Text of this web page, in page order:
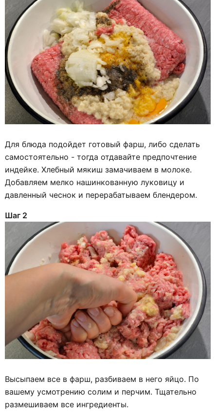
Для блюда подойдет готовый фарш, либо сделать
самостоятельно - тогда отдавайте предпочтение
индейке. Хлебный мякиш замачиваем в молоке.
Добавляем мелко нашинкованную луковицу и
давленный чеснок и перерабатываем блендером.
Шаг 2
Высыпаем все в фарш, разбиваем в него яйцо. По
вашему усмотрению солим и перчим. Тщательно
размешиваем все ингредиенты.